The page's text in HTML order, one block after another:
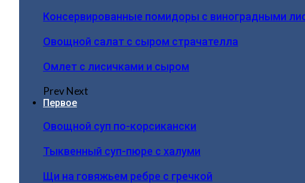
Консервированные помидоры с виноградными
Овощной салат с сыром страчателла
Омлет с лисичками и сыром
PrevNext
Первое
Овощной суп по-корсикански
Тыквенный суп-пюре с халуми
Щи на говяжьем ребре с гречкой